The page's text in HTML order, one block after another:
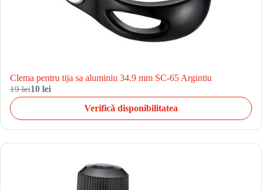
Clema pentru tija sa aluminiu 34.9 mm SC-65 Argintiu
19 lei10 lei
Verifică disponibilitatea